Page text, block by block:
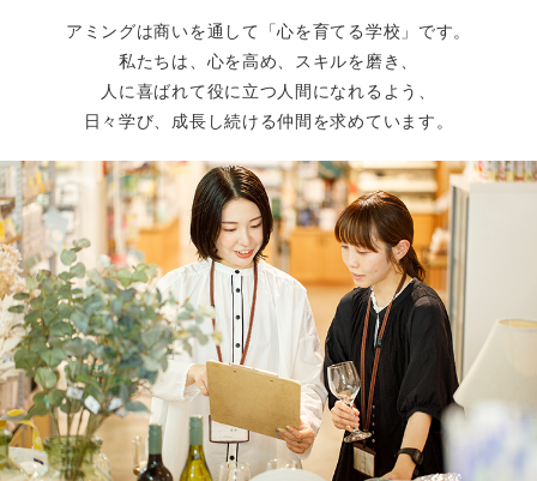
アミングは商いを通して「心を育てる学校」です。
私たちは、心を高め、スキルを磨き、
人に喜ばれて役に立つ人間になれるよう、
日々学び、成長し続ける仲間を求めています。